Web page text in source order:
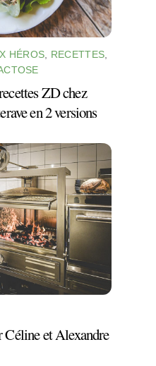
HÉROS RECETTES
ZD chez
en 2 versions
et Alexandre